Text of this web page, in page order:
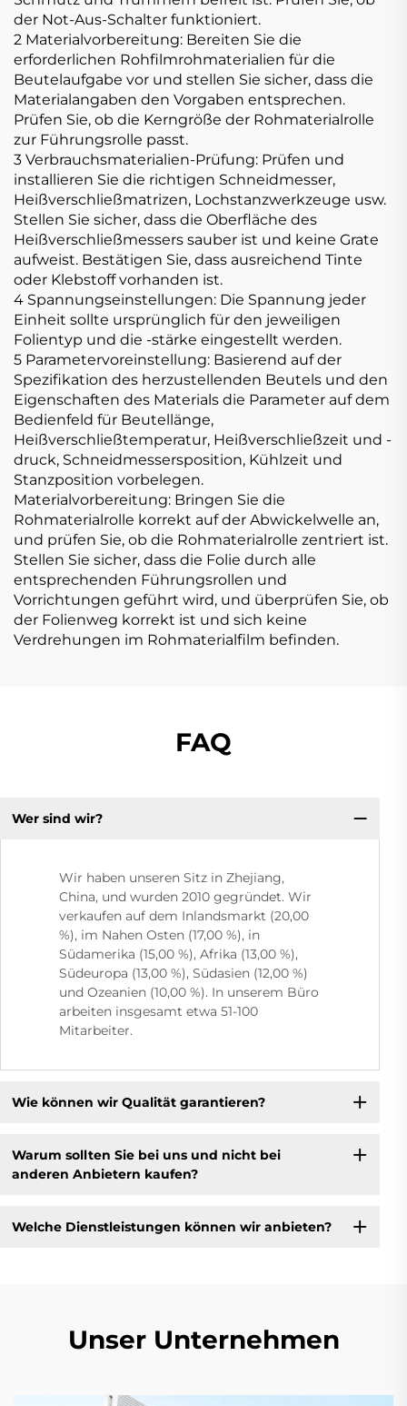
der Not-Aus-Schalter funktioniert.
2 Materialvorbereitung: Bereiten Sie die
erforderlichen Rohfilmrohmaterialien für die
Beutelaufgabe vor und stellen Sie sicher, dass die
Materialangaben den Vorgaben entsprechen.
Prüfen Sie, ob die Kerngröße der Rohmaterialrolle
zur Führungsrolle passt.
3 Verbrauchsmaterialien-Prüfung: Prüfen und
installieren Sie die richtigen Schneidmesser,
Heißverschließmatrizen, Lochstanzwerkzeuge usw.
Stellen Sie sicher, dass die Oberfläche des
Heißverschließmessers sauber ist und keine Grate
aufweist. Bestätigen Sie, dass ausreichend Tinte
oder Klebstoff vorhanden ist.
4 Spannungseinstellungen: Die Spannung jeder
Einheit sollte ursprünglich für den jeweiligen
Folientyp und die -stärke eingestellt werden.
5 Parametervoreinstellung: Basierend auf der
Spezifikation des herzustellenden Beutels und den
Eigenschaften des Materials die Parameter auf dem
Bedienfeld für Beutellänge,
Heißverschließtemperatur, Heißverschließzeit und -
druck, Schneidmessersposition, Kühlzeit und
Stanzposition vorbelegen.
Materialvorbereitung: Bringen Sie die
Rohmaterialrolle korrekt auf der Abwickelwelle an,
und prüfen Sie, ob die Rohmaterialrolle zentriert ist.
Stellen Sie sicher, dass die Folie durch alle
entsprechenden Führungsrollen und
Vorrichtungen geführt wird, und überprüfen Sie, ob
der Folienweg korrekt ist und sich keine
Verdrehungen im Rohmaterialfilm befinden.
FAQ
Wer sind wir?
Wir haben unseren Sitz in Zhejiang,
China, und wurden 2010 gegründet. Wir
verkaufen auf dem Inlandsmarkt (20,00
%), im Nahen Osten (17,00 %), in
Südamerika (15,00 %), Afrika (13,00 %),
Südeuropa (13,00 %), Südasien (12,00 %)
und Ozeanien (10,00 %). In unserem Büro
arbeiten insgesamt etwa 51-100
Mitarbeiter.
Wie können wir Qualität garantieren?
Warum sollten Sie bei uns und nicht bei
anderen Anbietern kaufen?
Welche Dienstleistungen können wir anbieten?
Unser Unternehmen